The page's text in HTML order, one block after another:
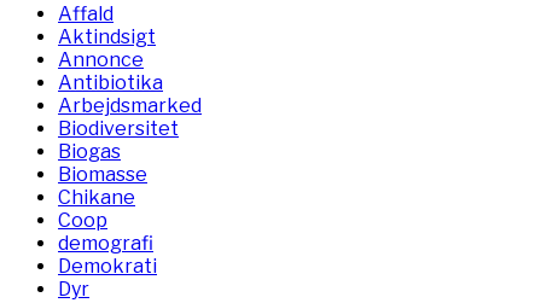
Affald
Aktindsigt
Annonce
Antibiotika
Arbejdsmarked
Biodiversitet
Biogas
Biomasse
Chikane
Coop
demografi
Demokrati
Dyr